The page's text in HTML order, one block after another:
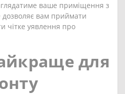
ваше приміщення з
вам приймати
чітке уявлення про
для